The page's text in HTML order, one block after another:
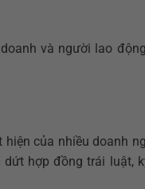
và người lao
của nhiều doanh
dứt hợp đồng trái luật,